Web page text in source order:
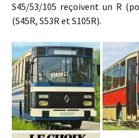
S45/53/105 reçoivent un R
(S45R, S53R et S105R).